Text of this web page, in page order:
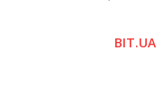
BIT.UA